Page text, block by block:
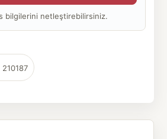
bilgilerini netleştirebilirsiniz.
210187